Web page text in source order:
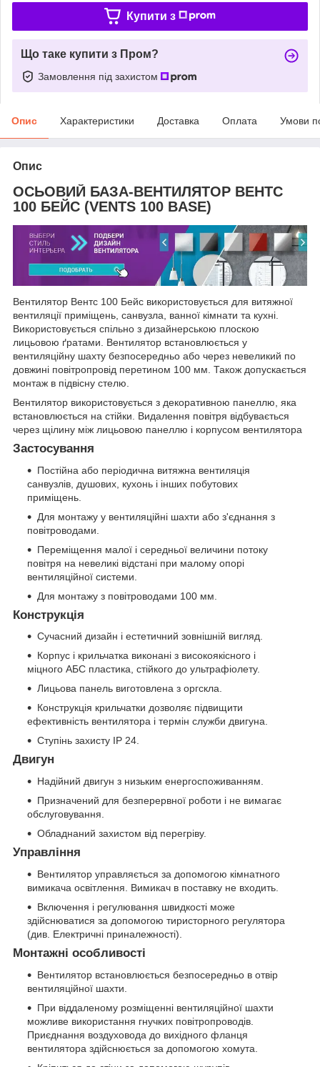
Купити з
Що таке купити з Пром?
Замовлення під захистом
Опис Характеристики Доставка Оплата Умови
Опис
ОСЬОВИЙ БАЗА-ВЕНТИЛЯТОР ВЕНТС
100 БЕЙС (VENTS 100 BASE)
Вентилятор Вентс 100 Бейс використовується для витяжної
вентиляції приміщень, санвузла, ванної кімнати та кухні.
Використовується спільно з дизайнерською плоскою
лицьовою ґратами. Вентилятор встановлюється у
вентиляційну шахту безпосередньо або через невеликий по
довжині повітропровід перетином 100 мм. Також допускається
монтаж в підвісну стелю.
Вентилятор використовується з декоративною панеллю, яка
встановлюється на стійки. Видалення повітря відбувається
через щілину між лицьовою панеллю і корпусом вентилятора
Застосування
Постійна або періодична витяжна вентиляція
санвузлів, душових, кухонь і інших побутових
приміщень.
Для монтажу у вентиляційні шахти або з'єднання з
повітроводами.
Переміщення малої і середньої величини потоку
повітря на невеликі відстані при малому опорі
вентиляційної системи.
Для монтажу з повітроводами 100 мм.
Конструкція
Сучасний дизайн і естетичний зовнішній вигляд.
Корпус і крильчатка виконані з високоякісного і
міцного АБС пластика, стійкого до ультрафіолету.
Лицьова панель виготовлена з оргскла.
Конструкція крильчатки дозволяє підвищити
ефективність вентилятора і термін служби двигуна.
Ступінь захисту IP 24.
Двигун
Надійний двигун з низьким енергоспоживанням.
Призначений для безперервної роботи і не вимагає
обслуговування.
Обладнаний захистом від перегріву.
Управління
Вентилятор управляється за допомогою кімнатного
вимикача освітлення. Вимикач в поставку не входить.
Включення і регулювання швидкості може
здійснюватися за допомогою тиристорного регулятора
(див. Електричні приналежності).
Монтажні особливості
Вентилятор встановлюється безпосередньо в отвір
вентиляційної шахти.
При віддаленому розміщенні вентиляційної шахти
можливе використання гнучких повітропроводів.
Приєднання воздуховода до вихідного фланця
вентилятора здійснюється за допомогою хомута.